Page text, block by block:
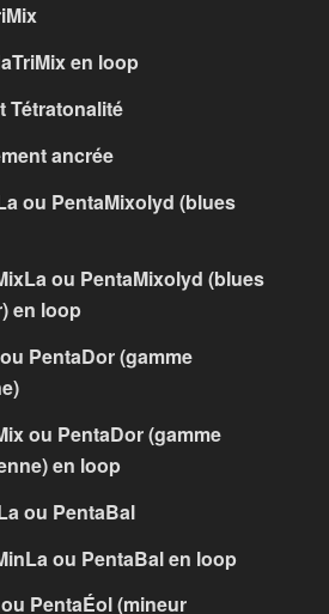
en loop
Tétratonalité
ancrée
ou PentaMixolyd (blues
ou PentaMixolyd (blues
en loop
PentaDor (gamme
ou PentaDor (gamme
en loop
ou PentaBal
ou PentaBal en loop
PentaÉol (mineur